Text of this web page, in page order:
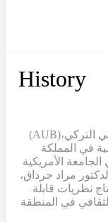
History
(AUB)التركي،
في المملكة
الأمريكية
مراد جرداق،
نظريات قابلة
في المنطقة